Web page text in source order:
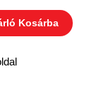
Kosárba